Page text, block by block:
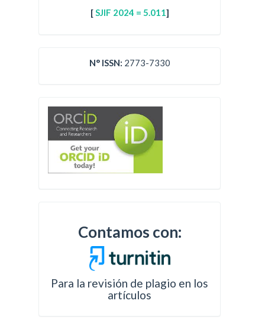
[SJIF 2024 = 5.011]
N° ISSN: 2773-7330
Contamos con:
Para la revisión de plagio en los
artículos